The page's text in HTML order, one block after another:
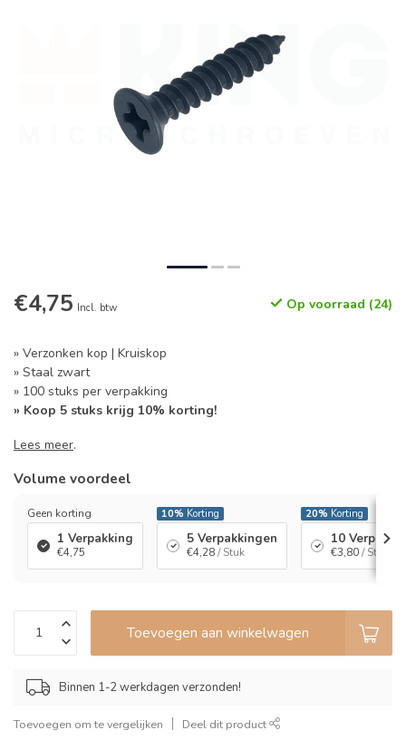
€4,75 Incl. btw Op voorraad (24)
» Verzonken kop | Kruiskop
» Staal zwart
» 100 stuks per verpakking
» Koop 5 stuks krijg 10% korting!
Lees meer.
Volume voordeel
Geen korting
1 Verpakking
€4,75
10% Korting
5 Verpakkingen
€4,28/ Stuk
20% Korting
10
€3,80/ Stuk
Toevoegen aan winkelwagen
Binnen 1-2 werkdagen verzonden!
Toevoegen om te vergelijken Deel dit product